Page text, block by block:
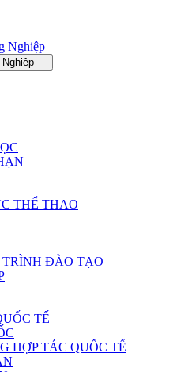
Nghiệp
Nghiệp
THỂ THAO
ĐÀO TẠO
TẾ
HỢP TÁC QUỐC TẾ